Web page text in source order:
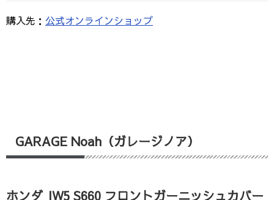
購入先： 公式オンラインショップ
GARAGE Noah（ガレージノア）
ホンダ JW5 S660 フロントガーニッシュカバー